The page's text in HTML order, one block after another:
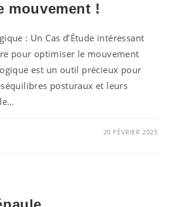
mouvement !
: Un Cas d’Étude intéressant
pour optimiser le mouvement
est un outil précieux pour
posturaux et leurs
20 FÉVRIER 2025